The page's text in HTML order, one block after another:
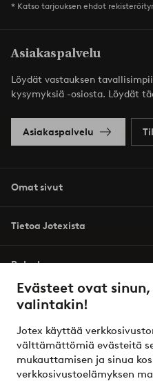
Evästeet ovat
valintakin!
Jotex käyttää
välttämättömiä evästeitä
mukauttamisen ja sinua
verkkosivustoelämyksen
* Katso tarjouksen ehdot
Asiakaspalvelu
Löydät vastauksen
kysymyksiä -osiosta. Löydät
Asiakaspalvelu
Omat sivut
Tietoa Jotexista
Palvelumme
Ehdot
Ystävät